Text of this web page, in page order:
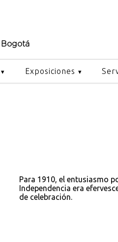
Bogotá
Exposiciones
Para 1910, el entusiasmo
Independencia era
de celebración.